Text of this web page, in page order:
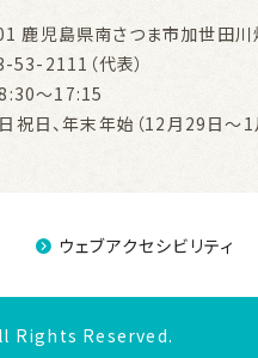
鹿児島県南さつま市加世田
53-2111（代表）
～17:15
祝日、年末年始（12月29日～1
ウェブアクセシビリティ
Rights Reserved.